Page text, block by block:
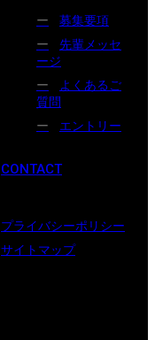
募集要項
先輩メッセ
ージ
よくあるご
質問
エントリー
CONTACT
プライバシーポリシー
サイトマップ